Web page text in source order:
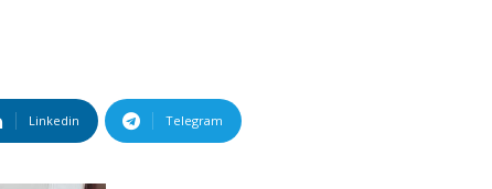
Linkedin Telegram